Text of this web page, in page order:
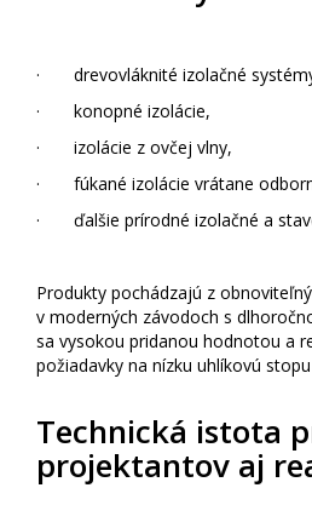
· drevovláknité izolačné
· konopné izolácie,
· izolácie z ovčej vlny,
· fúkané izolácie vrátane
· ďalšie prírodné izolačné a
Produkty pochádzajú z
v moderných závodoch s
sa vysokou pridanou hodnotou a
požiadavky na nízku uhlíkovú
Technická istota
projektantov aj